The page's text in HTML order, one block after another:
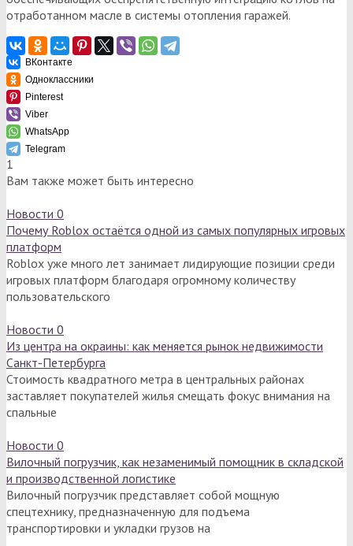
отработанном масле в системы отопления гаражей.
ВКонтакте
Одноклассники
Pinterest
Viber
WhatsApp
Telegram
1
Вам также может быть интересно
Новости 0
Почему Roblox остаётся одной из самых популярных игровых
платформ
Roblox уже много лет занимает лидирующие позиции среди
игровых платформ благодаря огромному количеству
пользовательского
Новости 0
Из центра на окраины: как меняется рынок недвижимости
Санкт-Петербурга
Стоимость квадратного метра в центральных районах
заставляет покупателей жилья смещать фокус внимания на
спальные
Новости 0
Вилочный погрузчик, как незаменимый помощник в складской
и производственной логистике
Вилочный погрузчик представляет собой мощную
спецтехнику, предназначенную для подъема
транспортировки и укладки грузов на